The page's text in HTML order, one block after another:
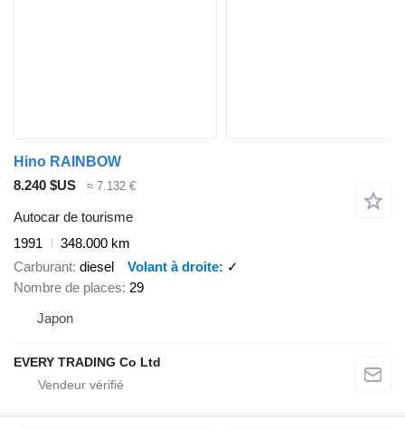
Hino RAINBOW
8.240 $US
≈ 7.132 €
Autocar de tourisme
1991
348.000 km
Carburant diesel Volant à droite
✓
Nombre de places 29
Japon
EVERY TRADING Co Ltd